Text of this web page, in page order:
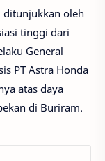
ditunjukkan oleh
tinggi dari
General
PT Astra Honda
atas daya
di Buriram.